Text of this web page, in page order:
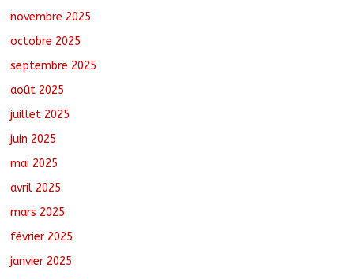
novembre 2025
octobre 2025
septembre 2025
août 2025
juillet 2025
juin 2025
mai 2025
avril 2025
mars 2025
février 2025
janvier 2025